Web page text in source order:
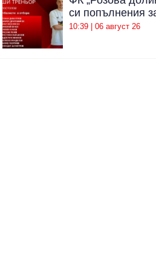
си попълнения
10:39 | 06 август 26